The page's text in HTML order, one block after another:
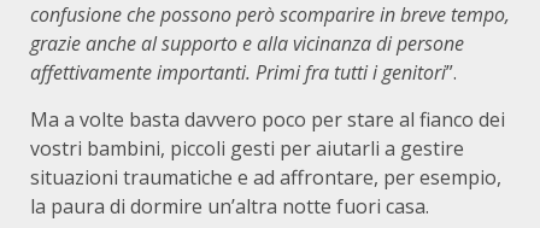
confusione che possono però scomparire in breve tempo,
grazie anche al supporto e alla vicinanza di persone
affettivamente importanti. Primi fra tutti i genitori”.
Ma a volte basta davvero poco per stare al fianco dei
vostri bambini, piccoli gesti per aiutarli a gestire
situazioni traumatiche e ad affrontare, per esempio,
la paura di dormire un’altra notte fuori casa.